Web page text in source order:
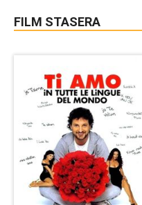
FILM STASERA